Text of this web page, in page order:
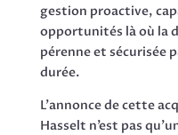
gestion proactive,
opportunités là où la
pérenne et sécurisée
durée.
L’annonce de cette
Hasselt n’est pas